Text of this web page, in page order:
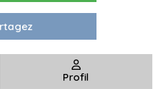
Profil